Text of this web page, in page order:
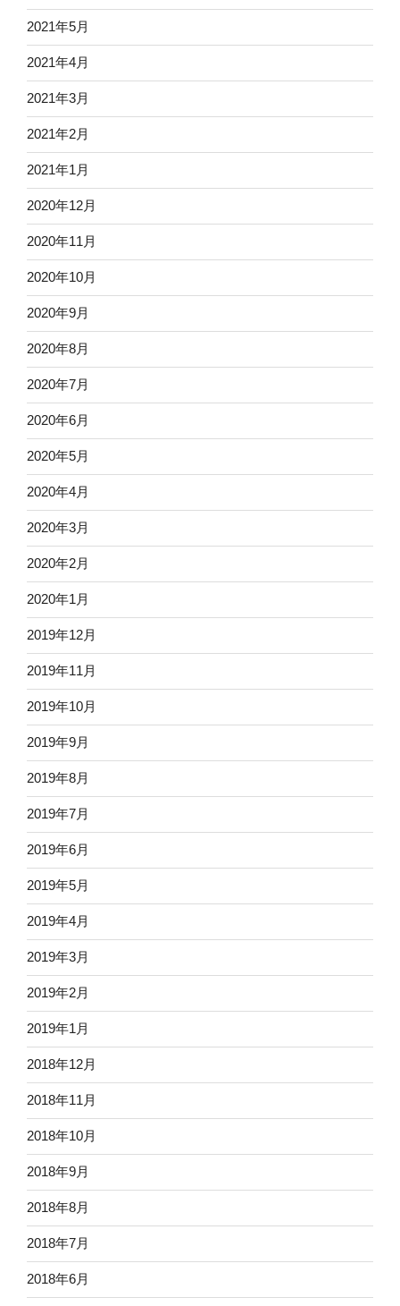
2021年5月
2021年4月
2021年3月
2021年2月
2021年1月
2020年12月
2020年11月
2020年10月
2020年9月
2020年8月
2020年7月
2020年6月
2020年5月
2020年4月
2020年3月
2020年2月
2020年1月
2019年12月
2019年11月
2019年10月
2019年9月
2019年8月
2019年7月
2019年6月
2019年5月
2019年4月
2019年3月
2019年2月
2019年1月
2018年12月
2018年11月
2018年10月
2018年9月
2018年8月
2018年7月
2018年6月